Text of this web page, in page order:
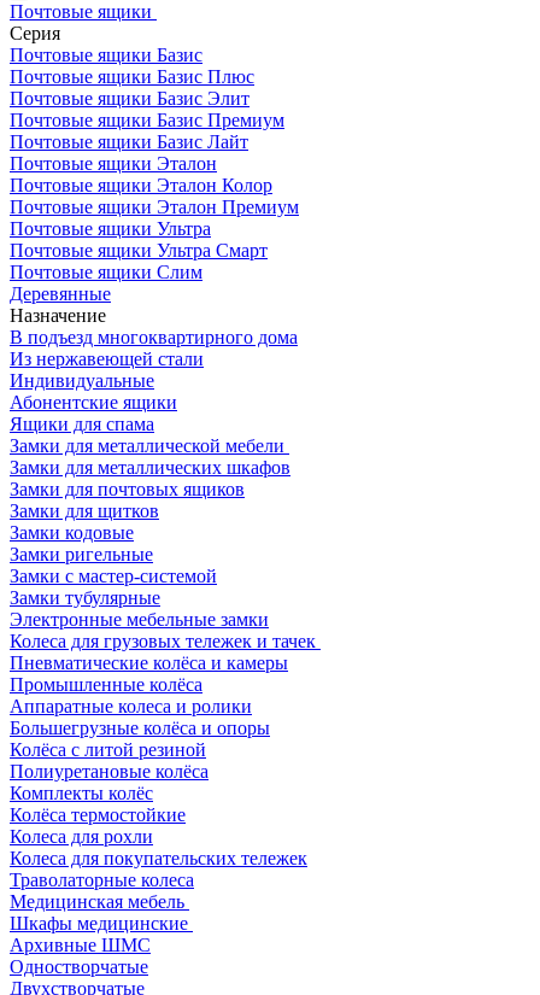
Почтовые ящики
Серия
Почтовые ящики Базис
Почтовые ящики Базис Плюс
Почтовые ящики Базис Элит
Почтовые ящики Базис Премиум
Почтовые ящики Базис Лайт
Почтовые ящики Эталон
Почтовые ящики Эталон Колор
Почтовые ящики Эталон Премиум
Почтовые ящики Ультра
Почтовые ящики Ультра Смарт
Почтовые ящики Слим
Деревянные
Назначение
В подъезд многоквартирного дома
Из нержавеющей стали
Индивидуальные
Абонентские ящики
Ящики для спама
Замки для металлической мебели
Замки для металлических шкафов
Замки для почтовых ящиков
Замки для щитков
Замки кодовые
Замки ригельные
Замки с мастер-системой
Замки тубулярные
Электронные мебельные замки
Колеса для грузовых тележек и тачек
Пневматические колёса и камеры
Промышленные колёса
Аппаратные колеса и ролики
Большегрузные колёса и опоры
Колёса с литой резиной
Полиуретановые колёса
Комплекты колёс
Колёса термостойкие
Колеса для рохли
Колеса для покупательских тележек
Траволаторные колеса
Медицинская мебель
Шкафы медицинские
Архивные ШМС
Одностворчатые
Двухстворчатые